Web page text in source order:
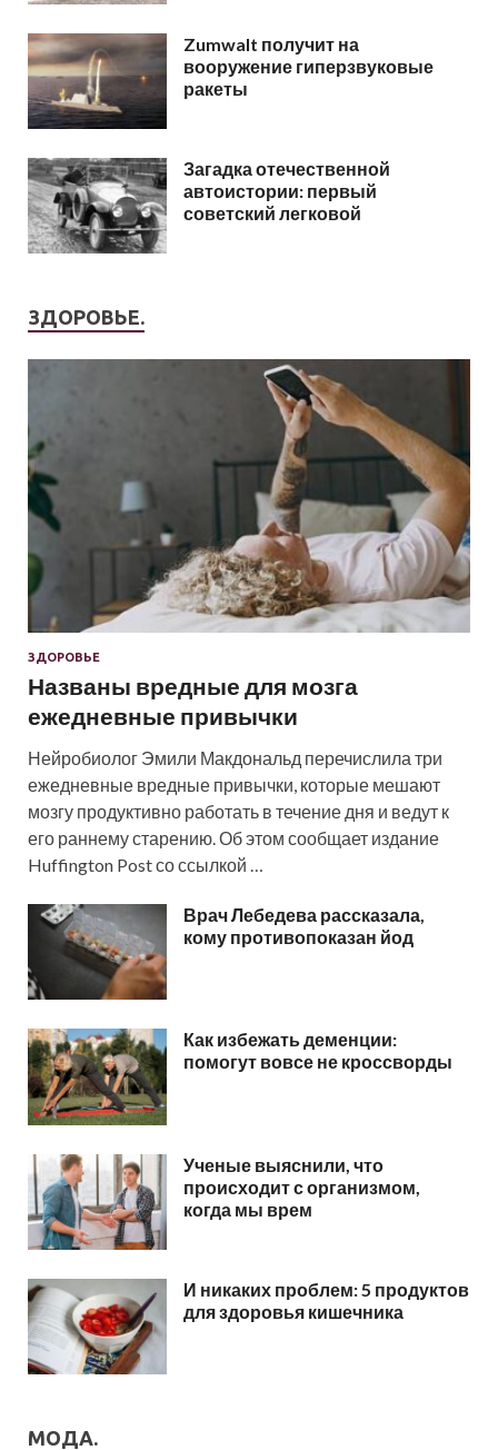
Zumwalt получит на
вооружение гиперзвуковые
ракеты
Загадка отечественной
автоистории: первый
советский легковой
ЗДОРОВЬЕ.
ЗДОРОВЬЕ
Названы вредные для мозга
ежедневные привычки
Нейробиолог Эмили Макдональд перечислила три
ежедневные вредные привычки, которые мешают
мозгу продуктивно работать в течение дня и ведут к
его раннему старению. Об этом сообщает издание
Huffington Post со ссылкой …
Врач Лебедева рассказала,
кому противопоказан йод
Как избежать деменции:
помогут вовсе не кроссворды
Ученые выяснили, что
происходит с организмом,
когда мы врем
И никаких проблем: 5 продуктов
для здоровья кишечника
МОДА.